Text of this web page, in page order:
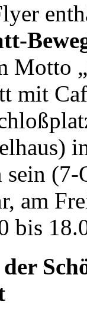
Motto
mit
sein (7-
am
bis